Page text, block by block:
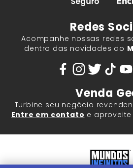
Redes
Acompanhe nossas redes
dentro das novidades do
Venda
Turbine seu negócio
Entre em contato e